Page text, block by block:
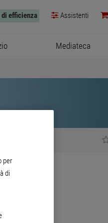
di efficienza Assistenti
Mediateca
per
di